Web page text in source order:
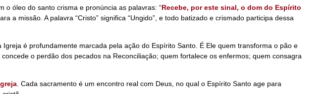
o óleo do santo crisma e pronúncia as palavras: “Recebe, por este sinal, o dom do Espírito
a missão. A palavra “Cristo” significa “Ungido”, e todo batizado e crismado participa dessa
Igreja é profundamente marcada pela ação do Espírito Santo. É Ele quem transforma o pão e
o perdão dos pecados na Reconciliação; quem fortalece os enfermos; quem consagra
. Cada sacramento é um encontro real com Deus, no qual o Espírito Santo age para